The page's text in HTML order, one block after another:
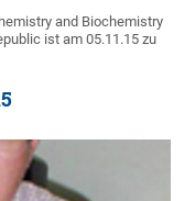
and Biochemistry
ist am 05.11.15 zu